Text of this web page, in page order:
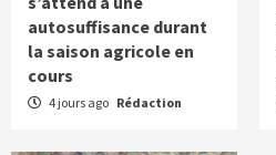
autosuffisance durant
la saison agricole en
cours
4 jours ago Rédaction